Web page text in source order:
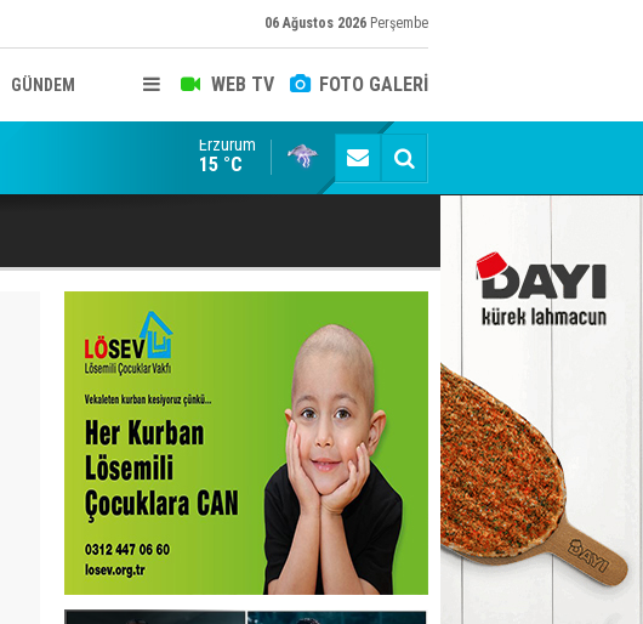
06 Ağustos 2026 Perşembe
WEB TV FOTO GALERİ
GÜNDEM
Erzurumspor FK: Son rötuşlar bunlar
Erzurum
15 °C